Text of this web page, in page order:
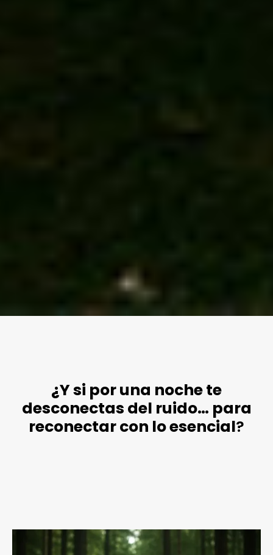
¿Y si por una noche te
desconectas del ruido… para
reconectar con lo esencial?